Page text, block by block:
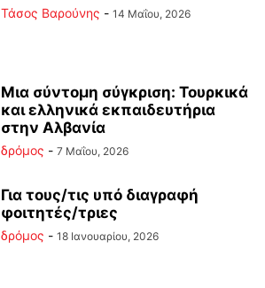
Τάσος Βαρούνης - 14 Μαΐου, 2026
Mια σύντομη σύγκριση: Τουρκικά
και ελληνικά εκπαιδευτήρια
στην Αλβανία
δρόμος - 7 Μαΐου, 2026
Για τους/τις υπό διαγραφή
φοιτητές/τριες
δρόμος - 18 Ιανουαρίου, 2026